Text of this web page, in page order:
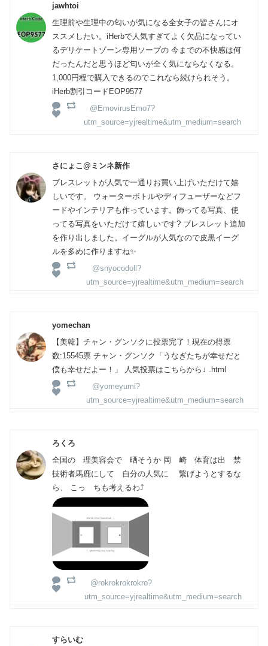
jawhtoi
生理前や生理中の匂いが気になる全女子の皆さんにオ
ススメしたい。iHerbで人気すぎてよく欠品になってい
るデリケートゾーン専用ソープの 今までの不快感は何
だったんだと思うほど匂いが全く気にならなくなる。
1,000円程で購入できるのでこれなら続けられそう。
iHerb割引コードEOP9577
@EmovirusEmo7?
utm_source=yjrealtime&utm_medium=search
さにょこ@ミンネ新作
ブレスレットが人気で一通りお買い上げいただけて嬉
しいです。 ウォーターボトルやディフューザーなどフ
ードやインテリアも作っています。飾ってる写真、使
ってる写真をいただけて嬉しいです? ブレスレット追加
を作り出しました。イーグルが人気なので皮黒イーグ
ルを多めに作りますね✨
@snyocodoll?
utm_source=yjrealtime&utm_medium=search
yomechan
【美韓】チャン・グンソクに投票完了！現在の得票
数:15545票 チャン・グンソク「うなぎたちが幸せだと
僕も幸せだよー！」 人気投票はこちらから↓ .html
@yomeyumi?
utm_source=yjrealtime&utm_medium=search
ろくろ
全国の 理美容会で 晒そうか 岡 崎 体育は出 禁
技術者馬鹿にして 自分の人気に 繋げようとするな
ら、 こっ ちも考えるわ⤴︎
@rokrokrokrokro?
utm_source=yjrealtime&utm_medium=search
すらいむ